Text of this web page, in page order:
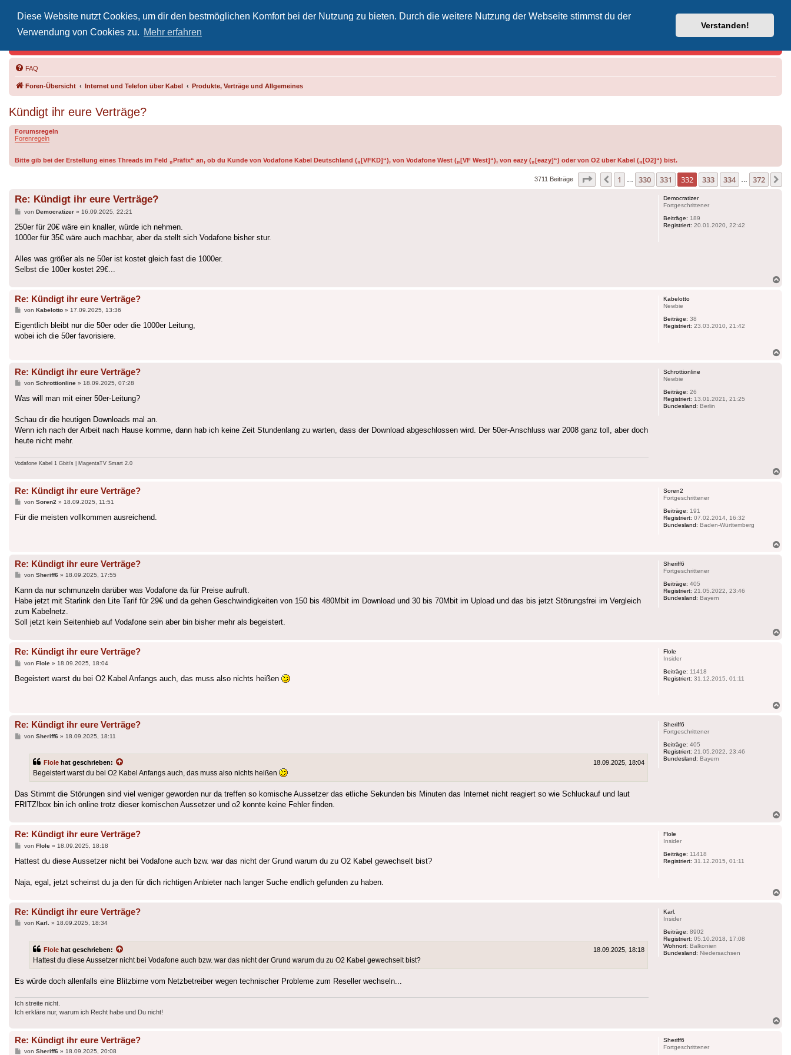
Diese Website nutzt Cookies, um dir den bestmöglichen Komfort bei der Nutzung zu bieten. Durch die weitere Nutzung der Webseite stimmst du der
Verwendung von Cookies zu. Mehr erfahren
Verstanden!
Vodafone-Kabel-Helpdesk
FAQ
Foren-Übersicht Internet und Telefon über Kabel Produkte, Verträge und Allgemeines
Kündigt ihr eure Verträge?
Forumsregeln
Forenregeln
Bitte gib bei der Erstellung eines Threads im Feld „Präfix“ an, ob du Kunde von Vodafone Kabel Deutschland („[VFKD]“), von Vodafone West („[VF West]“), von eazy („[eazy]“) oder von O2 über Kabel („[O2]“) bist.
3711 Beiträge Seite 332 von372
Vorherige
1 330 331 332 333 334 372
Democratizer
Fortgeschrittener
Beiträge: 189
Registriert: 20.01.2020, 22:42
Re: Kündigt ihr eure Verträge?
Beitrag
von Democratizer» 16.09.2025, 22:21
250er für 20€ wäre ein knaller, würde ich nehmen.
1000er für 35€ wäre auch machbar, aber da stellt sich Vodafone bisher stur.
Alles was größer als ne 50er ist kostet gleich fast die 1000er.
Selbst die 100er kostet 29€...
Kabelotto
Newbie
Beiträge: 38
Registriert: 23.03.2010, 21:42
Re: Kündigt ihr eure Verträge?
Beitrag
von Kabelotto» 17.09.2025, 13:36
Eigentlich bleibt nur die 50er oder die 1000er Leitung,
wobei ich die 50er favorisiere.
Schrottionline
Newbie
Beiträge: 26
Registriert: 13.01.2021, 21:25
Bundesland: Berlin
Re: Kündigt ihr eure Verträge?
Beitrag
von Schrottionline» 18.09.2025, 07:28
Was will man mit einer 50er-Leitung?
Schau dir die heutigen Downloads mal an.
Wenn ich nach der Arbeit nach Hause komme, dann hab ich keine Zeit Stundenlang zu warten, dass der Download abgeschlossen wird. Der 50er-Anschluss war 2008 ganz toll, aber doch
heute nicht mehr.
Vodafone Kabel 1 Gbit/s | MagentaTV Smart 2.0
Soren2
Fortgeschrittener
Beiträge: 191
Registriert: 07.02.2014, 16:32
Bundesland: Baden-Württemberg
Re: Kündigt ihr eure Verträge?
Beitrag
von Soren2» 18.09.2025, 11:51
Für die meisten vollkommen ausreichend.
Sheriff6
Fortgeschrittener
Beiträge: 405
Registriert: 21.05.2022, 23:46
Bundesland: Bayern
Re: Kündigt ihr eure Verträge?
Beitrag
von Sheriff6» 18.09.2025, 17:55
Kann da nur schmunzeln darüber was Vodafone da für Preise aufruft.
Habe jetzt mit Starlink den Lite Tarif für 29€ und da gehen Geschwindigkeiten von 150 bis 480Mbit im Download und 30 bis 70Mbit im Upload und das bis jetzt Störungsfrei im Vergleich
zum Kabelnetz.
Soll jetzt kein Seitenhieb auf Vodafone sein aber bin bisher mehr als begeistert.
Flole
Insider
Beiträge: 11418
Registriert: 31.12.2015, 01:11
Re: Kündigt ihr eure Verträge?
Beitrag
von Flole» 18.09.2025, 18:04
Begeistert warst du bei O2 Kabel Anfangs auch, das muss also nichts heißen
Sheriff6
Fortgeschrittener
Beiträge: 405
Registriert: 21.05.2022, 23:46
Bundesland: Bayern
Re: Kündigt ihr eure Verträge?
Beitrag
von Sheriff6» 18.09.2025, 18:11
Flole hat geschrieben: 18.09.2025, 18:04
Begeistert warst du bei O2 Kabel Anfangs auch, das muss also nichts heißen
Das Stimmt die Störungen sind viel weniger geworden nur da treffen so komische Aussetzer das etliche Sekunden bis Minuten das Internet nicht reagiert so wie Schluckauf und laut
FRITZ!box bin ich online trotz dieser komischen Aussetzer und o2 konnte keine Fehler finden.
Flole
Insider
Beiträge: 11418
Registriert: 31.12.2015, 01:11
Re: Kündigt ihr eure Verträge?
Beitrag
von Flole» 18.09.2025, 18:18
Hattest du diese Aussetzer nicht bei Vodafone auch bzw. war das nicht der Grund warum du zu O2 Kabel gewechselt bist?
Naja, egal, jetzt scheinst du ja den für dich richtigen Anbieter nach langer Suche endlich gefunden zu haben.
Karl.
Insider
Beiträge: 8902
Registriert: 05.10.2018, 17:08
Wohnort: Balkonien
Bundesland: Niedersachsen
Re: Kündigt ihr eure Verträge?
Beitrag
von Karl. » 18.09.2025, 18:34
Flole hat geschrieben: 18.09.2025, 18:18
Hattest du diese Aussetzer nicht bei Vodafone auch bzw. war das nicht der Grund warum du zu O2 Kabel gewechselt bist?
Es würde doch allenfalls eine Blitzbirne vom Netzbetreiber wegen technischer Probleme zum Reseller wechseln...
Ich streite nicht.
Ich erkläre nur, warum ich Recht habe und Du nicht!
Sheriff6
Fortgeschrittener
Re: Kündigt ihr eure Verträge?
Beitrag
von Sheriff6» 18.09.2025, 20:08